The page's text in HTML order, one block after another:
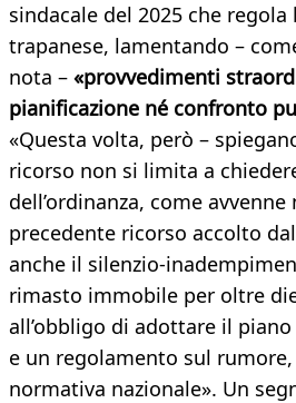
sindacale del 2025 che regola
trapanese, lamentando –
nota – «provvedimenti
pianificazione né confronto
«Questa volta, però –
ricorso non si limita a
dell’ordinanza, come avvenne
precedente ricorso accolto
anche il silenzio-
rimasto immobile per oltre
all’obbligo di adottare il
e un regolamento sul
normativa nazionale». Un